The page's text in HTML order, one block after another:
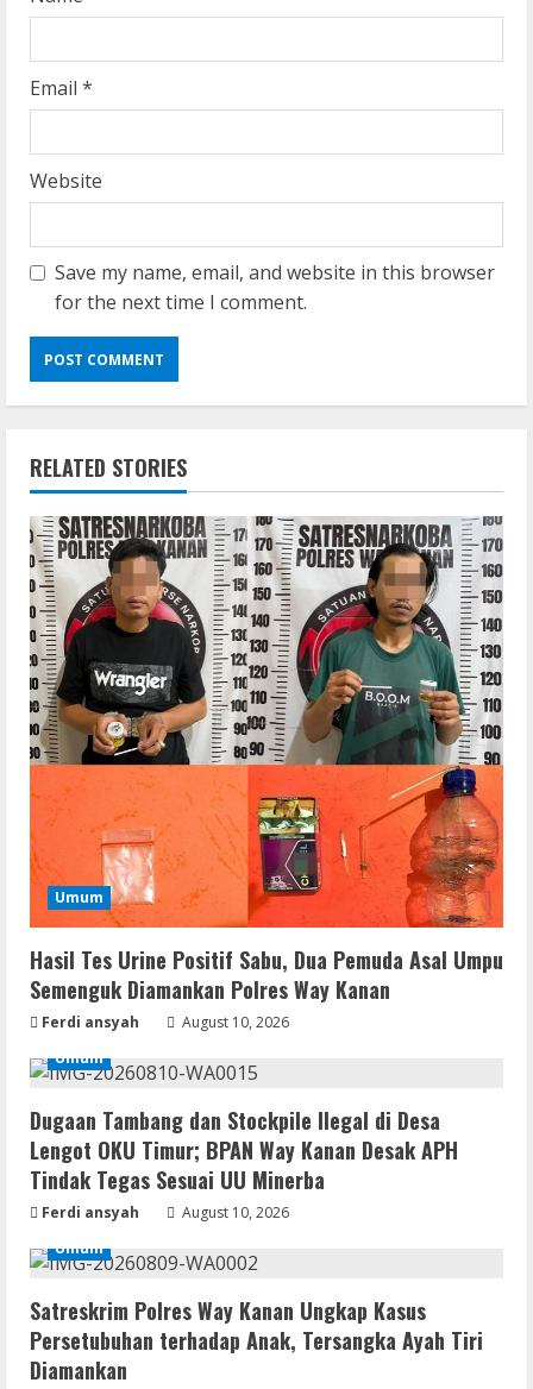
Email *
Website
Save my name, email, and website in this browser
for the next time I comment.
RELATED STORIES
Umum
Hasil Tes Urine Positif Sabu, Dua Pemuda Asal Umpu
Semenguk Diamankan Polres Way Kanan
Ferdi ansyah
August 10, 2026
Umum
Dugaan Tambang dan Stockpile Ilegal di Desa
Lengot OKU Timur; BPAN Way Kanan Desak APH
Tindak Tegas Sesuai UU Minerba
Ferdi ansyah
August 10, 2026
Umum
Satreskrim Polres Way Kanan Ungkap Kasus
Persetubuhan terhadap Anak, Tersangka Ayah Tiri
Diamankan